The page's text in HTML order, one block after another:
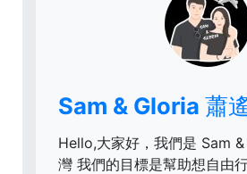
Sam & Gloria 蕭
Hello,大家好，我們是 Sam
灣 我們的目標是幫助想自由